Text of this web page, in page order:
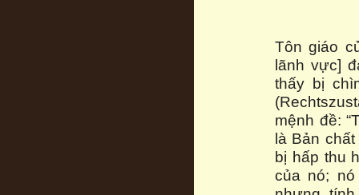
Tôn giáo
lãnh vực]
thấy bị
mệnh đề:
là Bản
bị hấp thu
của nó;